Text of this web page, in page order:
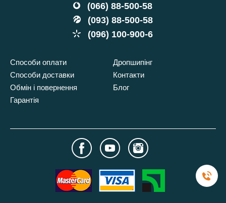
(066) 88-500-58
(093) 88-500-58
(096) 100-900-6
Способи оплати
Способи доставки
Обмін і повернення
Гарантія
Дропшипінг
Контакти
Блог